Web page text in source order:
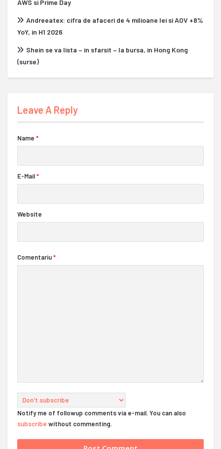
AWS si Prime Day
Andreeatex: cifra de afaceri de 4 milioane lei si AOV +8%
YoY, in H1 2026
Shein se va lista – in sfarsit – la bursa, in Hong Kong
(surse)
Leave A Reply
Name *
E-Mail*
Website
Comentariu*
Notify me of followup comments via e-mail. You can also
subscribe without commenting.